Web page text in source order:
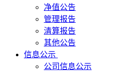
净值公告
管理报告
清算报告
其他公告
信息公示
公司信息公示